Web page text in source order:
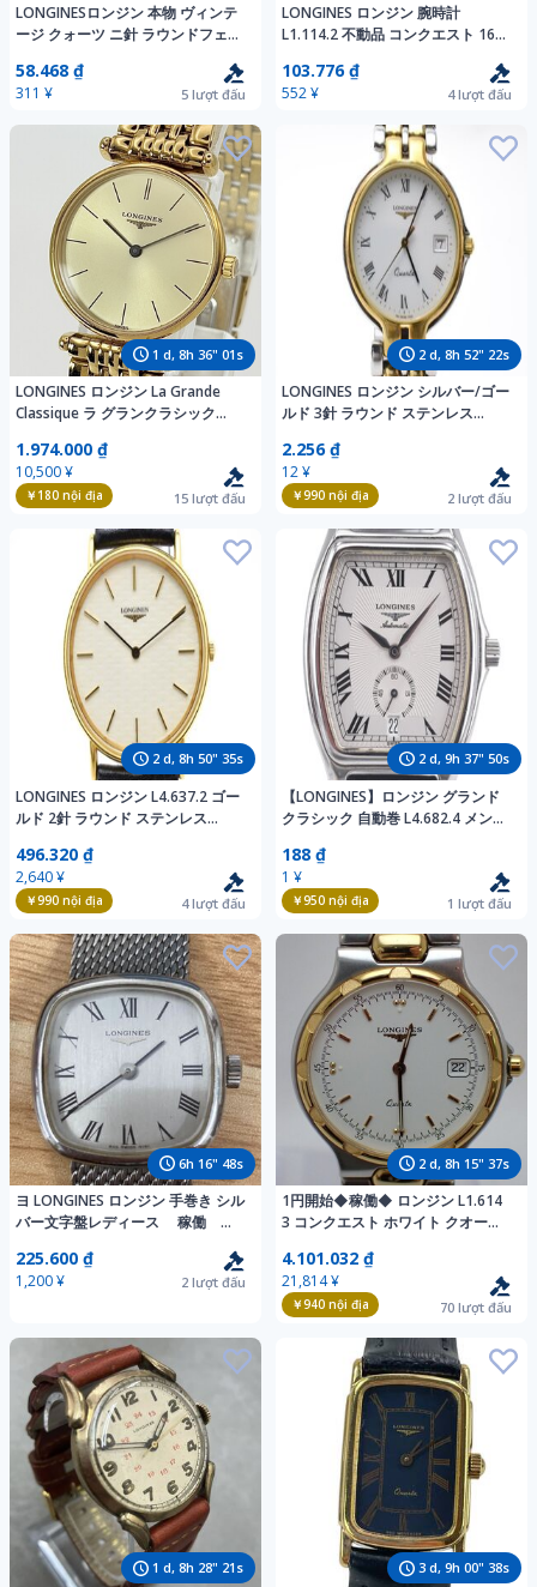
LONGINESロンジン 本物 ヴィンテ
ージ クォーツ ニ針 ラウンドフェイ
ット付き メンズ腕時計 稼働品
58.468 ₫
311 ¥ 5 lượt đấu
LONGINES ロンジン 腕時計
L1.114.2 不動品 コンクエスト 160-
イト #ys #108064
103.776 ₫
552 ¥ 4lượt đấu
1 d, 8h 35" 59 s
LONGINES ロンジン La Grande
Classique ラ グランクラシック
超薄型 純正ベルト グランドクラシ
ック
1.974.000 ₫
10,500 ¥
￥180nội địa 15 lượt đấu
2 d, 8h 52" 20s
LONGINES ロンジン シルバー/ゴー
ルド 3針 ラウンド ステンレス
ティーク
2.256 ₫
12 ¥
￥990nội địa 2 lượt đấu
2 d, 8h 50" 33s
LONGINES ロンジン L4.637.2 ゴー
ルド 2針 ラウンド ステンレス
496.320 ₫
2,640 ¥
￥990nội địa 4lượt đấu
2 d, 9h 37" 48s
【LONGINES】ロンジン グランド
クラシック 自動巻 L4.682.4 メンズ
188 ₫
1 ¥
￥950nội địa 1 lượt đấu
6h 16" 46s
ヨ LONGINES ロンジン 手巻き シル
バー文字盤レディース 稼働
225.600 ₫
1,200 ¥ 2 lượt đấu
2 d, 8h 15" 35s
1円開始◆稼働◆ ロンジン L1.614
3 コンクエスト ホワイト クオーツ
4.101.032 ₫
21,814 ¥
￥940nội địa 70 lượt đấu
1 d, 8h 28" 19 s 3 d, 9h 00" 36s